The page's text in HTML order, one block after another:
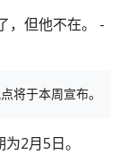
，但他不在。 -
2月5日。